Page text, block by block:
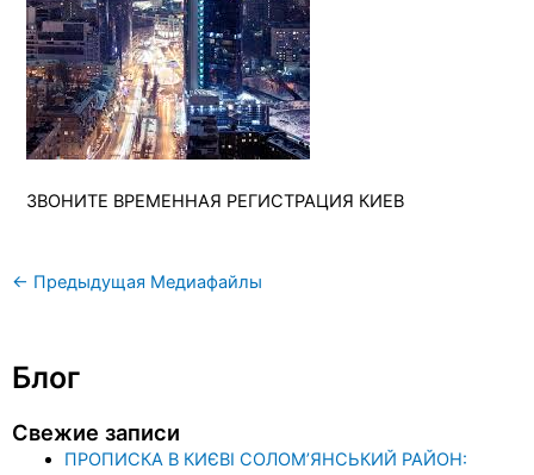
ЗВОНИТЕ ВРЕМЕННАЯ РЕГИСТРАЦИЯ КИЕВ
← Предыдущая Медиафайлы
Блог
Свежие записи
ПРОПИСКА В КИЄВІ СОЛОМ’ЯНСЬКИЙ РАЙОН: